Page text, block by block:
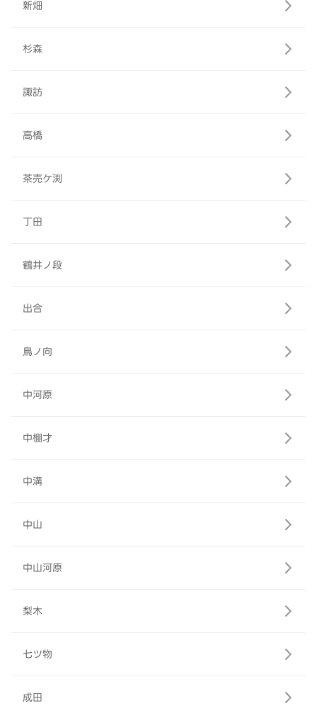
新畑
杉森
諏訪
高橋
茶売ケ渕
丁田
鶴井ノ段
出合
鳥ノ向
中河原
中棚才
中溝
中山
中山河原
梨木
七ツ物
成田